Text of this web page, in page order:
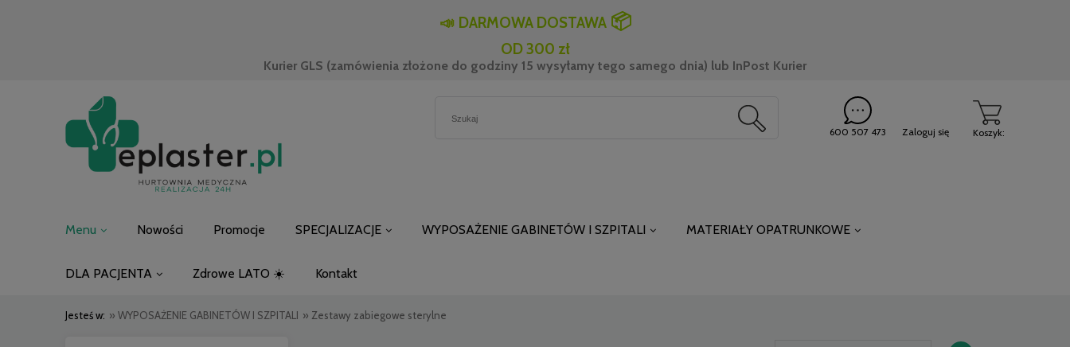
📣 DARMOWA DOSTAWA📦
OD 300 zł
Kurier GLS (zamówienia złożone do godziny 15 wysyłamy tego samego dnia) lub InPost Kurier
Koszyk:
600 507 473 Zaloguj się
Menu Nowości Promocje SPECJALIZACJE WYPOSAŻENIE GABINETÓW I SZPITALI MATERIAŁY OPATRUNKOWE
DLA PACJENTA Zdrowe LATO ☀️ Kontakt
Jesteś w: » WYPOSAŻENIE GABINETÓW I SZPITALI » Zestawy zabiegowe sterylne